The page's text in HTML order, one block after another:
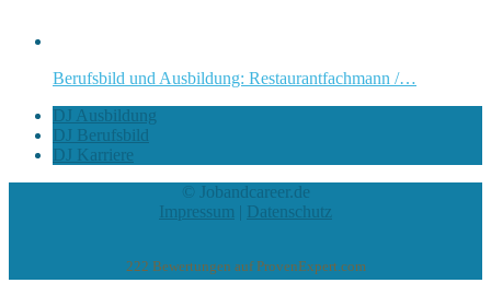
Berufsbild und Ausbildung: Restaurantfachmann /…
DJ Ausbildung
DJ Berufsbild
DJ Karriere
© Jobandcareer.de
Impressum | Datenschutz
222 Bewertungen auf ProvenExpert.com